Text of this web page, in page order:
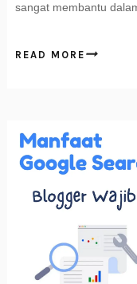
sangat membantu
READ MORE